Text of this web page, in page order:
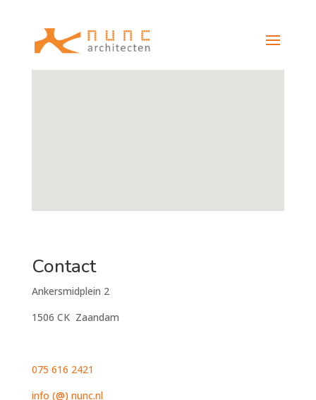
Contact
Ankersmidplein 2
1506 CK Zaandam
075 616 2421
info (@) nunc.nl